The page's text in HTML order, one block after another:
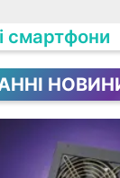
смартфони